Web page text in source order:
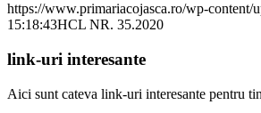
https://www.primariacojasca.ro/wp-content/
15:18:43HCL NR. 35.2020
link-uri interesante
Aici sunt cateva link-uri interesante pentru